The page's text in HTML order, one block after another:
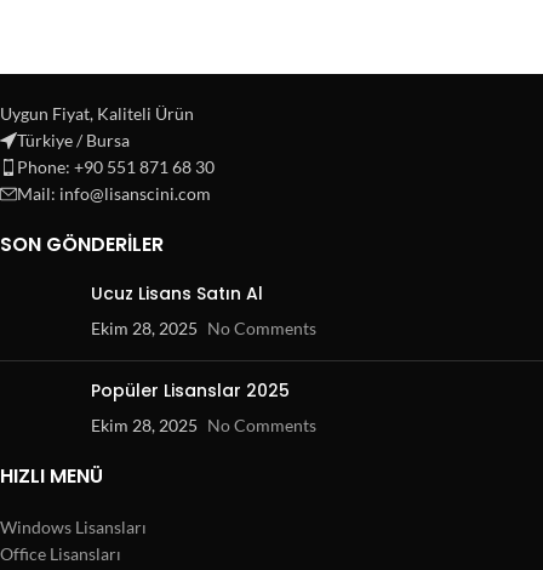
Uygun Fiyat, Kaliteli Ürün
Türkiye / Bursa
Phone: +90 551 871 68 30
Mail: info@lisanscini.com
SON GÖNDERILER
Ucuz Lisans Satın Al
Ekim 28, 2025 No Comments
Popüler Lisanslar 2025
Ekim 28, 2025 No Comments
HIZLI MENÜ
Windows Lisansları
Office Lisansları